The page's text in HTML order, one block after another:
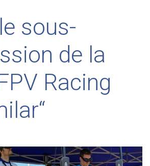
sous-
de la
Racing